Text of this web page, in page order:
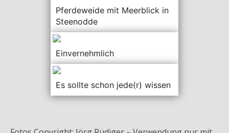
Pferdeweide mit Meerblick in
Steenodde
Einvernehmlich
Es sollte schon jede(r) wissen